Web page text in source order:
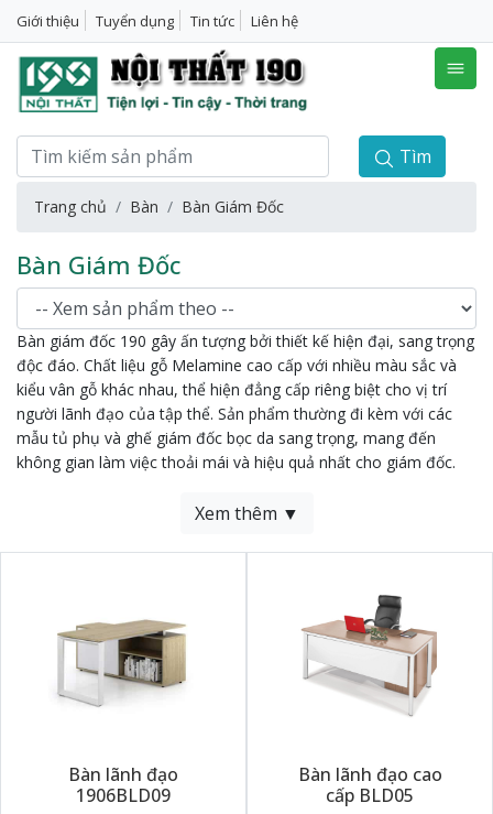
Giới thiệu Tuyển dụng Tin tức Liên hệ
Tìm
Trang chủ Bàn Bàn Giám Đốc
Bàn Giám Đốc
Bàn giám đốc 190 gây ấn tượng bởi thiết kế hiện đại, sang trọng
độc đáo. Chất liệu gỗ Melamine cao cấp với nhiều màu sắc và
kiểu vân gỗ khác nhau, thể hiện đẳng cấp riêng biệt cho vị trí
người lãnh đạo của tập thể. Sản phẩm thường đi kèm với các
mẫu tủ phụ và ghế giám đốc bọc da sang trọng, mang đến
không gian làm việc thoải mái và hiệu quả nhất cho giám đốc.
Xem thêm ▼
Bàn lãnh đạo
1906BLD09
Bàn lãnh đạo cao
cấp BLD05